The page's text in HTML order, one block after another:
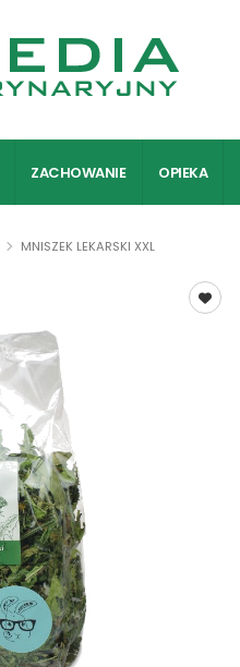
ZACHOWANIE OPIEKA
MNISZEK LEKARSKI XXL